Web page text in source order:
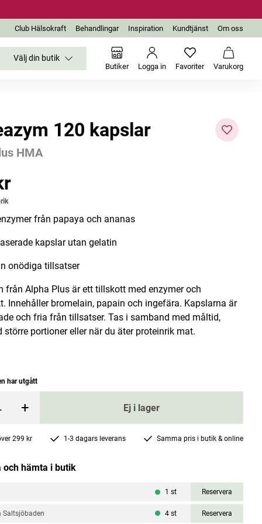
Club Hälsokraft Behandlingar Inspiration Kundtjänst Om oss
Välj din butik
Butiker Logga in FavoriterInga favoriter
Varukorg
price:264 kr
Nutri Pharma
Current price:49 krPrevious price
103 kr
120 kapslar
HMA
från papaya och ananas
kapslar utan gelatin
onödiga tillsatser
från Alpha Plus är ett tillskott med enzymer och
Innehåller bromelain, papain och ingefära. Kapslarna är
och fria från tillsatser. Tas i samband med måltid,
större portioner eller när du äter proteinrik mat.
har utgått
+ Ej i lager
299 kr 1-3 dagars leverans Samma pris i butik & online
och hämta i butik
1 st Reservera
Saltsjöbaden 4 st Reservera